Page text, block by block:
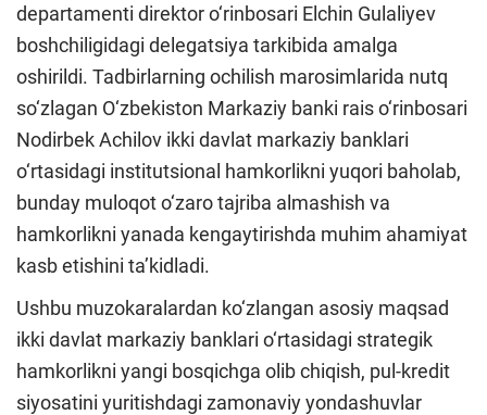
departamenti direktor o‘rinbosari Elchin Gulaliyev
boshchiligidagi delegatsiya tarkibida amalga
oshirildi. Tadbirlarning ochilish marosimlarida nutq
so‘zlagan O‘zbekiston Markaziy banki rais o‘rinbosari
Nodirbek Achilov ikki davlat markaziy banklari
o‘rtasidagi institutsional hamkorlikni yuqori baholab,
bunday muloqot o‘zaro tajriba almashish va
hamkorlikni yanada kengaytirishda muhim ahamiyat
kasb etishini ta’kidladi.
Ushbu muzokaralardan ko‘zlangan asosiy maqsad
ikki davlat markaziy banklari o‘rtasidagi strategik
hamkorlikni yangi bosqichga olib chiqish, pul-kredit
siyosatini yuritishdagi zamonaviy yondashuvlar